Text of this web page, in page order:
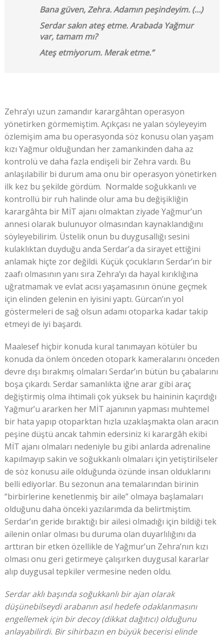
Bana güven, Zehra. Adamın peşindeyim. (…)
Serdar sakın ateş etme. Arabada Yağmur
var, tamam mı?
Ateş etmiyorum. Merak etme.”
Zehra’yı uzun zamandır karargâhtan operasyon
yönetirken görmemiştim. Açıkçası ne yalan söyleyeyim
özlemişim ama bu operasyonda söz konusu olan yaşam
kızı Yağmur olduğundan her zamankinden daha az
kontrolü ve daha fazla endişeli bir Zehra vardı. Bu
anlaşılabilir bi durum ama onu bir operasyon yönetirken
ilk kez bu şekilde gördüm. Normalde soğukkanlı ve
kontrollü bir ruh halinde olur ama bu değişikliğin
karargâhta bir MİT ajanı olmaktan ziyade Yağmur’un
annesi olarak bulunuyor olmasından kaynaklandığını
söyleyebilirim. Üstelik onun bu duygusallığı sesini
kulaklıktan duyduğu anda Serdar’a da sirayet ettiğini
anlamak hiçte zor değildi. Küçük çocukların Serdar’ın bir
zaafı olmasının yanı sıra Zehra’yı da hayal kırıklığına
uğratmamak ve evlat acısı yaşamasının önüne geçmek
için elinden gelenin en iyisini yaptı. Gürcan’ın yol
göstermeleri de sağ olsun adamı otoparka kadar takip
etmeyi de iyi başardı.
Maalesef hiçbir konuda kural tanımayan kötüler bu
konuda da önlem önceden otopark kameralarını önceden
devre dışı bırakmış olmaları Serdar’ın bütün bu çabalarını
boşa çıkardı. Serdar samanlıkta iğne arar gibi araç
değiştirmiş olma ihtimali çok yüksek bu haininin kaçırdığı
Yağmur’u ararken her MİT ajanının yapması muhtemel
bir hata yapıp otoparktan hızla uzaklaşmakta olan aracın
peşine düştü ancak tahmin edersiniz ki karargâh ekibi
MİT ajanı olmaları nedeniyle bu gibi anlarda adrenaline
kapılmayıp sakin ve soğukkanlı olmaları için yetiştirilseler
de söz konusu aile olduğunda özünde insan olduklarını
belli ediyorlar. Bu sezonun ana temalarından birinin
“birbirlerine kenetlenmiş bir aile” olmaya başlamaları
olduğunu daha önceki yazılarımda da belirtmiştim.
Serdar’ın geride bıraktığı bir ailesi olmadığı için bildiği tek
ailenin onlar olması bu duruma olan duyarlılığını da
arttıran bir etken özellikle de Yağmur’un Zehra’nın kızı
olması onu geri getirmeye çalışırken duygusal kararlar
alıp duygusal tepkiler vermesine neden oldu.
Serdar aklı başında soğukkanlı bir ajan olarak
düşünebilseydi arabanın asıl hedefe odaklanmasını
engellemek için bir decoy (dikkat dağıtıcı) olduğunu
anlayabilirdi. Bir sihirbazın en büyük becerisi elinde